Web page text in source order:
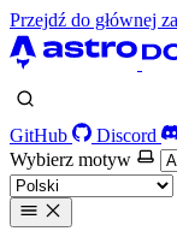
Przejdź do głównej
GitHub
Discord
Wybierz motyw